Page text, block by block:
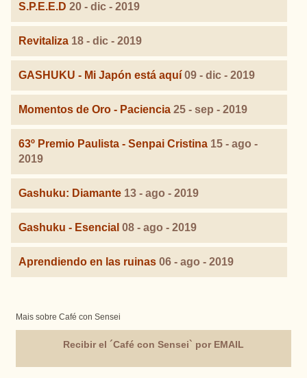
S.P.E.E.D 20 - dic - 2019
Revitaliza 18 - dic - 2019
GASHUKU - Mi Japón está aquí 09 - dic - 2019
Momentos de Oro - Paciencia 25 - sep - 2019
63º Premio Paulista - Senpai Cristina 15 - ago -
2019
Gashuku: Diamante 13 - ago - 2019
Gashuku - Esencial 08 - ago - 2019
Aprendiendo en las ruinas 06 - ago - 2019
Mais sobre Café con Sensei
Recibir el ´Café con Sensei` por EMAIL